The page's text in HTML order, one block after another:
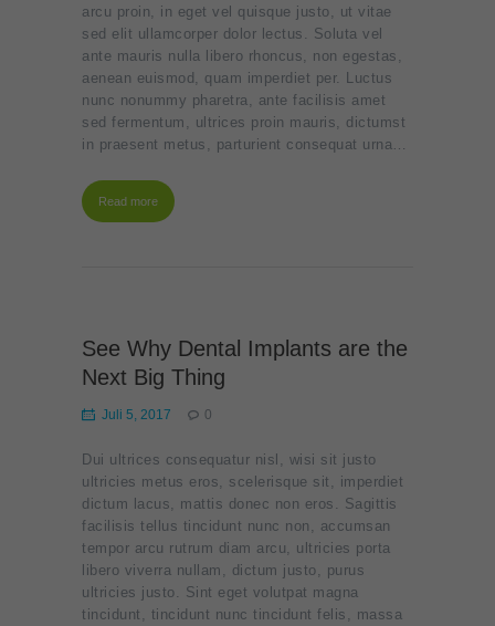
arcu proin, in eget vel quisque justo, ut vitae
sed elit ullamcorper dolor lectus. Soluta vel
ante mauris nulla libero rhoncus, non egestas,
aenean euismod, quam imperdiet per. Luctus
nunc nonummy pharetra, ante facilisis amet
sed fermentum, ultrices proin mauris, dictumst
in praesent metus, parturient consequat urna…
Read more
See Why Dental Implants are the
Next Big Thing
Juli 5, 2017 0
Dui ultrices consequatur nisl, wisi sit justo
ultricies metus eros, scelerisque sit, imperdiet
dictum lacus, mattis donec non eros. Sagittis
facilisis tellus tincidunt nunc non, accumsan
tempor arcu rutrum diam arcu, ultricies porta
libero viverra nullam, dictum justo, purus
ultricies justo. Sint eget volutpat magna
tincidunt, tincidunt nunc tincidunt felis, massa